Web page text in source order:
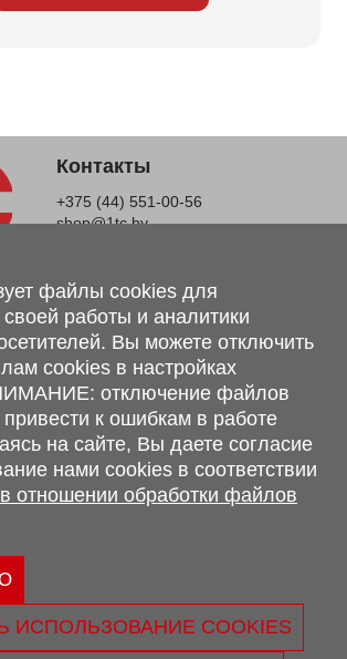
Контакты
+375 (44) 551-00-56
shop@1tc.by
р-н, п. Привольный, ул. Мира, 20А,
Рябцева, 108 В, 224701
что вся предоставленная на сайте
комплектаций, технических
сочетаний, а также стоимости и
носит информационный характер и
офертой, определяемой п.2 ст.407
Республики Беларусь.
персональных данных
обработки файлов cookie.
файлы cookies для
работы и аналитики
Вы можете отключить
cookies в настройках
отключение файлов
к ошибкам в работе
на сайте, Вы даете согласие
нами cookies в соответствии
отношении обработки файлов
ИСПОЛЬЗОВАНИЕ COOKIES